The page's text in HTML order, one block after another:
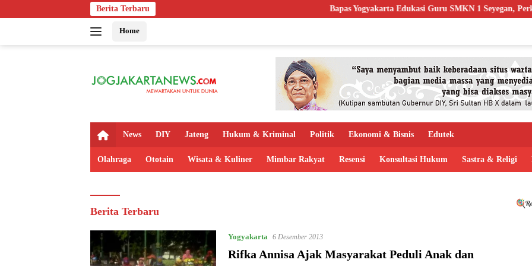
ke
Berita Terbaru Bapas Yogyakarta Edukasi Guru SMKN 1 Seyegan, Perkuat
Home
H
m
News DIY Jateng Hukum & Kriminal Politik Ekonomi & Bisnis Edutek
Olahraga Ototain Wisata & Kuliner Mimbar Rakyat Resensi Konsultasi Hukum Sastra & Religi
Jogjakartanews
Berita Terbaru
Yogyakarta 6 Desember 2013
Rifka Annisa Ajak Masyarakat Peduli Anak dan